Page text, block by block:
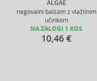
ALGAE
negovalni balzam z vlažilnim
učinkom
NA ZALOGI 1 KOS
10,46 €